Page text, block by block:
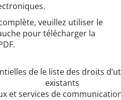
veuillez utiliser le
pour télécharger la
de le liste des droits
existants
et services de